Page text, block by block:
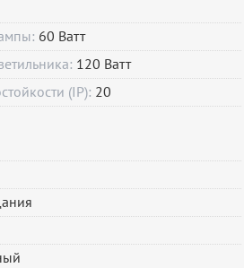
60 Ватт
120 Ватт
(IP): 20